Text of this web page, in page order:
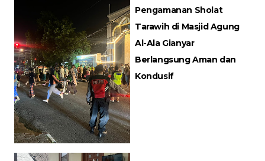
Pengamanan Sholat
Tarawih di Masjid Agung
Al-Ala Gianyar
Berlangsung Aman dan
Kondusif